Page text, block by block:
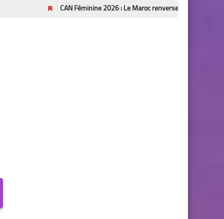
CAN Féminine 2026 : Le Maroc renverse l'Afrique du Sud (2-1) et